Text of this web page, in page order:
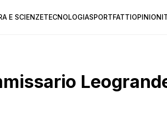
E SCIENZETECNOLOGIASPORTFATTIOPINIONI